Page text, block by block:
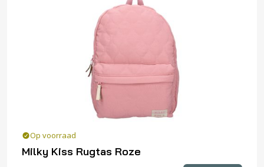
Op voorraad
Milky Kiss Rugtas Roze